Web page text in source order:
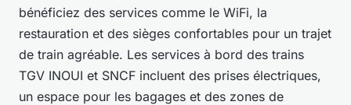
bénéficiez des services comme le WiFi, la
restauration et des sièges confortables pour un trajet
de train agréable. Les services à bord des trains
TGV INOUI et SNCF incluent des prises électriques,
un espace pour les bagages et des zones de